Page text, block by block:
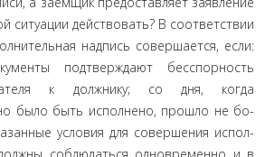
ситуации действовать? В соответствии
надпись совер­шается, если:
подтверждают бес­спорность
к должнику; со дня, когда
было быть исполнено, прошло не бо­
условия для совершения испол­